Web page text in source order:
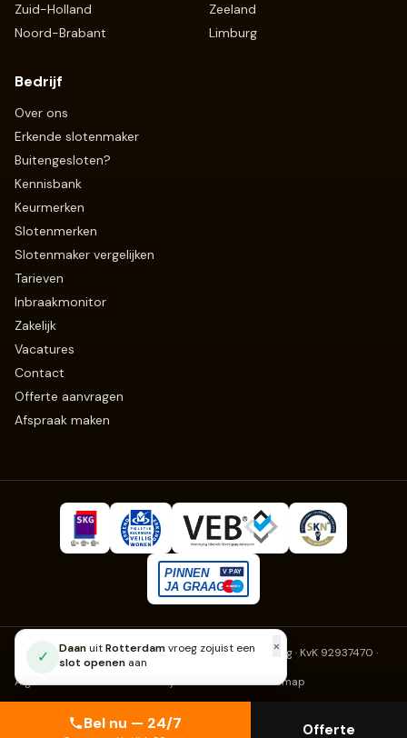
Zuid-Holland
Zeeland
Noord-Brabant
Limburg
Bedrijf
Over ons
Erkende slotenmaker
Buitengesloten?
Kennisbank
Keurmerken
Slotenmerken
Slotenmaker vergelijken
Tarieven
Inbraakmonitor
Zakelijk
Vacatures
Contact
Offerte aanvragen
Afspraak maken
Slotenmaker Erkend· Fruitweg 270, 2525 KJ Den Haag · KvK 92937470 ·
info@slotenmaker-erkend.nl
Algemene voorwaardenPrivacyCookiesKlachtenSitemap
Bel nu — 24/7 Offerte
✓ DaanuitRotterdamvroeg zojuist een
slot openen aan
×